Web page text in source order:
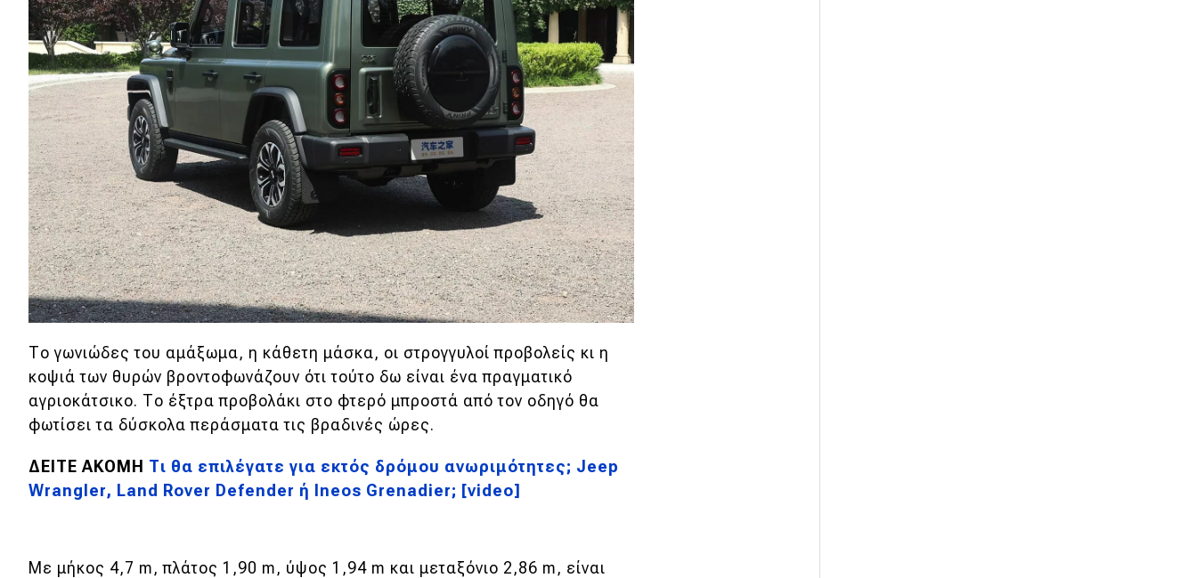
Formula 1
WRC
Motorsport
Eco
Νέα
Τεχνολογία
Mobility
Σταθμοί φόρτισης
Classic
Νέα
MOTO
Το γωνιώδες του αμάξωμα, η κάθετη μάσκα, οι στρογγυλοί προβολείς κι η
κοψιά των θυρών βροντοφωνάζουν ότι τούτο δω είναι ένα πραγματικό
αγριοκάτσικο. Το έξτρα προβολάκι στο φτερό μπροστά από τον οδηγό θα
φωτίσει τα δύσκολα περάσματα τις βραδινές ώρες.
ΔΕΙΤΕ ΑΚΟΜΗ Τι θα επιλέγατε για εκτός δρόμου ανωριμότητες; Jeep
Wrangler, Land Rover Defender ή Ineos Grenadier; [video]
Με μήκος 4,7 m, πλάτος 1,90 m, ύψος 1,94 m και μεταξόνιο 2,86 m, είναι